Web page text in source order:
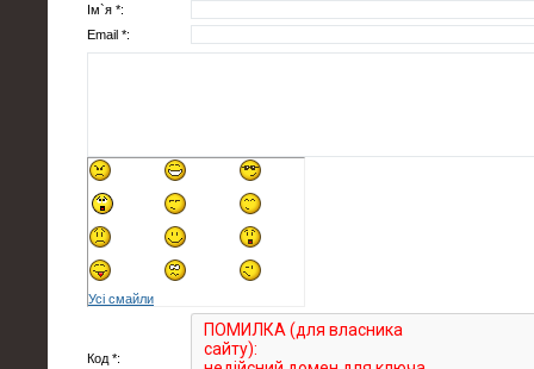
Ім`я *:
Email *:
Усі смайли
Код *: